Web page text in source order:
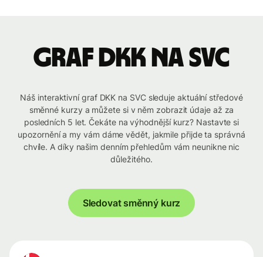
graf DKK na SVC
Náš interaktivní graf DKK na SVC sleduje aktuální středové
směnné kurzy a můžete si v něm zobrazit údaje až za
posledních 5 let. Čekáte na výhodnější kurz? Nastavte si
upozornění a my vám dáme vědět, jakmile přijde ta správná
chvíle. A díky našim denním přehledům vám neunikne nic
důležitého.
Sledovat směnný kurz